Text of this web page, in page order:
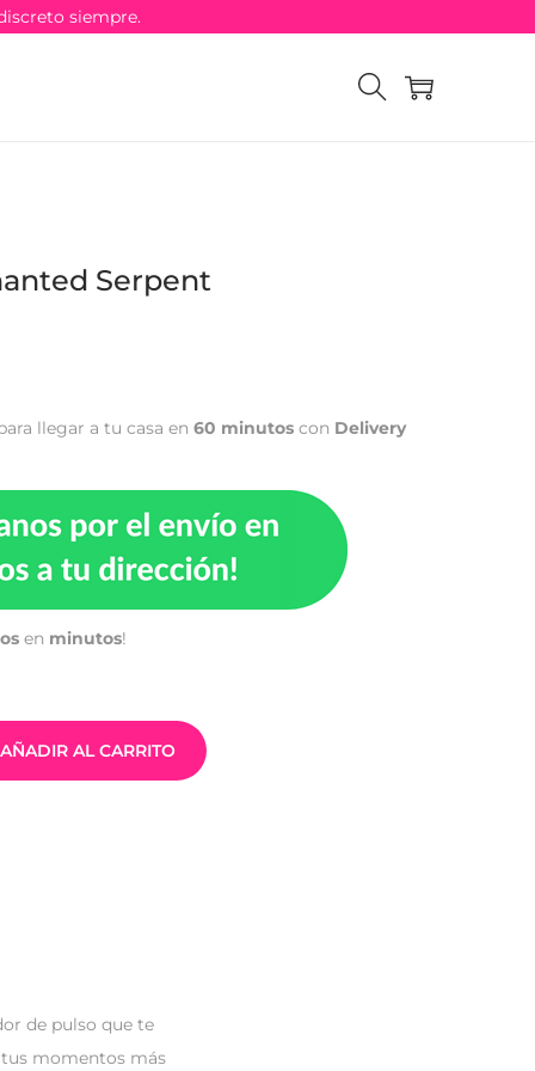
siempre.
Serpent
llegar a tu casa en 60 minutos con Delivery
en minutos!
AÑADIR AL CARRITO
de pulso que te
momentos más